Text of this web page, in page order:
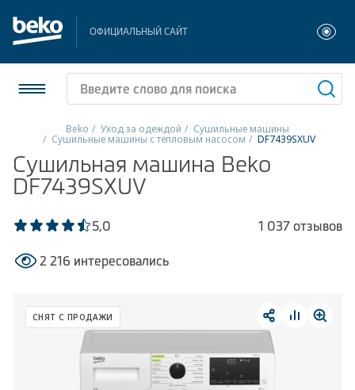
ОФИЦИАЛЬНЫЙ САЙТ
Холодильники и морозильники
Стиральные и сушильные машины
Посудомоечные машины
Плиты
Малая бытовая техника
Климатическая техника
Beko Уход за одеждой Сушильные машины
Сушильные машины с тепловым насосом DF7439SXUV
Сушильная машина Beko
DF7439SXUV
5,0 1 037 отзывов
2 216 интересовались
СНЯТ С ПРОДАЖИ